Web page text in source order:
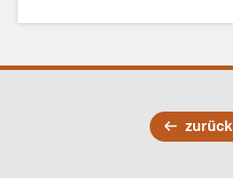
zurück